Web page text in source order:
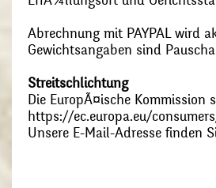
Abrechnung mit PAYPAL wird
Gewichtsangaben sind
Streitschlichtung
Die EuropÃ¤ische
https://ec.europa.eu/
Unsere E-Mail-Adresse finden